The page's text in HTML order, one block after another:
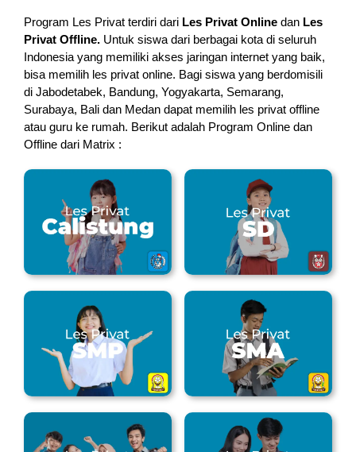
Program Les Privat terdiri dari Les Privat Online dan Les
Privat Offline. Untuk siswa dari berbagai kota di seluruh
Indonesia yang memiliki akses jaringan internet yang baik,
bisa memilih les privat online. Bagi siswa yang berdomisili
di Jabodetabek, Bandung, Yogyakarta, Semarang,
Surabaya, Bali dan Medan dapat memilih les privat offline
atau guru ke rumah. Berikut adalah Program Online dan
Offline dari Matrix :